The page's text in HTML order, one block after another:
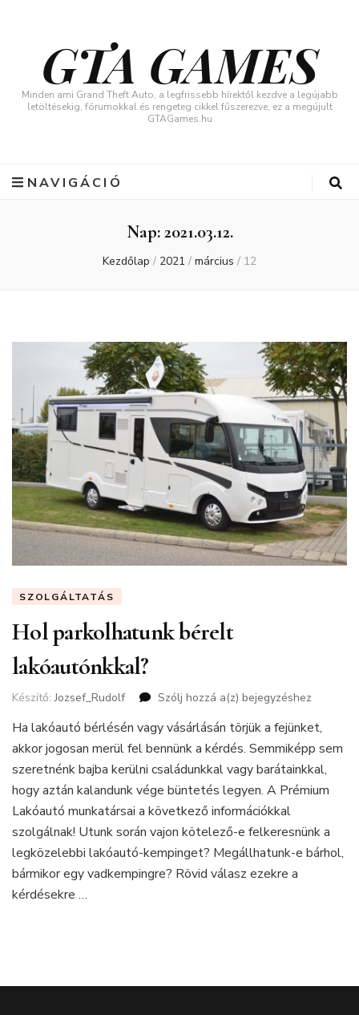
GTA GAMES
Minden ami Grand Theft Auto, a legfrissebb hírektől kezdve a legújabb
letöltésekig, fórumokkal és rengeteg cikkel fűszerezve, ez a megújult
GTAGames.hu
NAVIGÁCIÓ
Nap:2021.03.12.
Kezdőlap / 2021 / március / 12
SZOLGÁLTATÁS
Hol parkolhatunk bérelt
lakóautónkkal?
Készítő:Jozsef_Rudolf Szólj hozzá a(z) Hol
bérelt
lakóautónkkal?
bejegyzéshez
Ha lakóautó bérlésén vagy vásárlásán törjük a fejünket,
akkor jogosan merül fel bennünk a kérdés. Semmiképp sem
szeretnénk bajba kerülni családunkkal vagy barátainkkal,
hogy aztán kalandunk vége büntetés legyen. A Prémium
Lakóautó munkatársai a következő információkkal
szolgálnak! Utunk során vajon kötelező-e felkeresnünk a
legközelebbi lakóautó-kempinget? Megállhatunk-e bárhol,
bármikor egy vadkempingre? Rövid válasz ezekre a
kérdésekre …